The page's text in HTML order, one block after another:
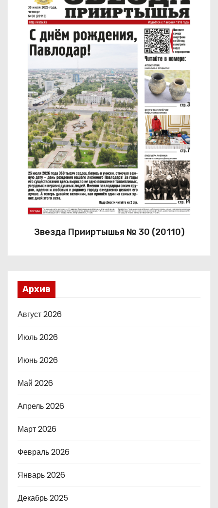
Звезда Прииртышья № 30 (20110)
Архив
Август 2026
Июль 2026
Июнь 2026
Май 2026
Апрель 2026
Март 2026
Февраль 2026
Январь 2026
Декабрь 2025